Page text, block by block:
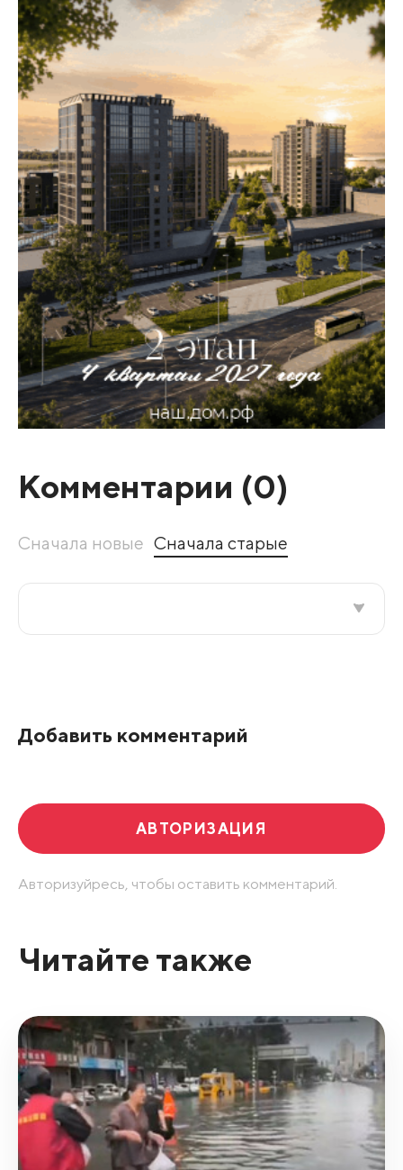
Комментарии (0)
Сначала новые Сначала старые
Добавить комментарий
АВТОРИЗАЦИЯ
Авторизуйресь, чтобы оставить комментарий.
Читайте также